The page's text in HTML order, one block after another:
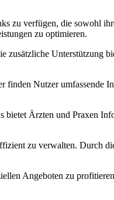
zu verfügen, die sowohl
zu optimieren.
Unterstützung
finden Nutzer umfassende
bietet Ärzten und Praxen
zu verwalten. Durch
Angeboten zu